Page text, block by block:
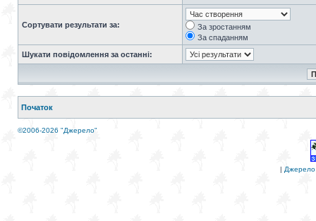
Сортувати результати за:
За зростанням
За спаданням
Шукати повідомлення за останні:
Початок
©2006-2026 "Джерело"
| Джерело